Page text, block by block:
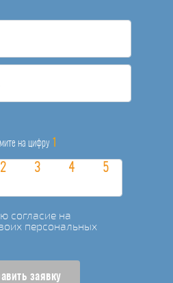
на цифру 1
согласие на
персональных
заявку